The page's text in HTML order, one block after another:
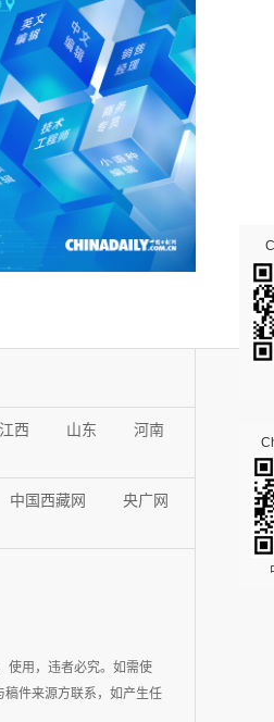
江西 山东
河南
中国西藏网
央广网
使用，违者必究。如需使
稿件来源方联系，如产生任